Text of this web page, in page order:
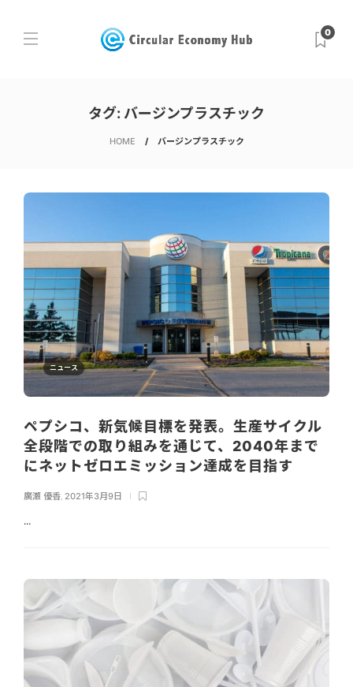
0
タグ: バージンプラスチック
HOME バージンプラスチック
ニュース
ペプシコ、新気候目標を発表。生産サイクル
全段階での取り組みを通じて、2040年まで
にネットゼロエミッション達成を目指す
廣瀬 優香 2021年3月9日
...